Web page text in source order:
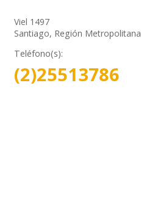
Viel 1497
Santiago, Región Metropolitana
Teléfono(s):
(2)25513786